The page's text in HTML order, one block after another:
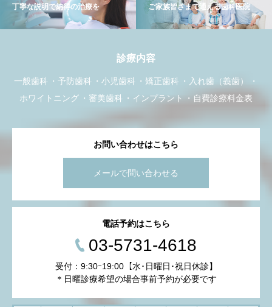
丁寧な説明で納得の治療を ご家族皆さまで通える歯科医院
診療内容
一般歯科 予防歯科 小児歯科 矯正歯科
入れ歯（義歯）
ホワイトニング
審美歯科 インプラント 自費診療料金表
お問い合わせはこちら
メールで問い合わせる
電話予約はこちら
03-5731-4618
受付：9:30ｰ19:00【水･日曜日･祝日休診】
＊日曜診療希望の場合事前予約が必要です